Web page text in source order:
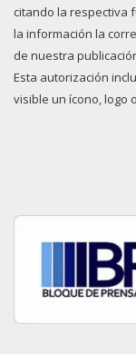
citando la respectiva
la información la
de nuestra
Esta autorización
visible un ícono, logo